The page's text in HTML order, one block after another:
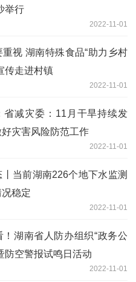
举行
2022-11-01
视 湖南特殊食品“助力乡村
传走进村镇
2022-11-01
省减灾委：11月干旱持续发
灾害风险防范工作
2022-11-01
当前湖南226个地下水监测
稳定
2022-11-01
！湖南省人防办组织“政务公
防空警报试鸣日活动
2022-11-01